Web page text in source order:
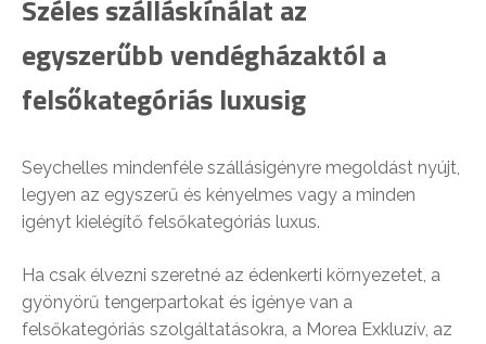
Széles szálláskínálat az
egyszerűbb vendégházaktól a
felsőkategóriás luxusig
Seychelles mindenféle szállásigényre megoldást nyújt,
legyen az egyszerű és kényelmes vagy a minden
igényt kielégítő felsőkategóriás luxus.
Ha csak élvezni szeretné az édenkerti környezetet, a
gyönyörű tengerpartokat és igénye van a
felsőkategóriás szolgáltatásokra, a Morea Exkluzív, az